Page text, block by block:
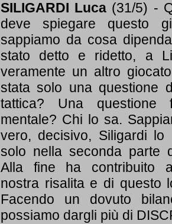
SILIGARDI Luca (31/5) -
deve spiegare questo
sappiamo da cosa
stato detto e ridetto, a
veramente un altro
stata solo una questione
tattica? Una
mentale? Chi lo sa.
vero, decisivo, Siligardi lo
solo nella seconda parte
Alla fine ha contribuito
nostra risalita e di questo
Facendo un dovuto
possiamo dargli più di